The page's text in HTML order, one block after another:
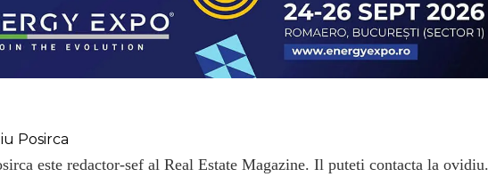
Posirca
este redactor-sef al Real Estate Magazine. Il puteti contacta la